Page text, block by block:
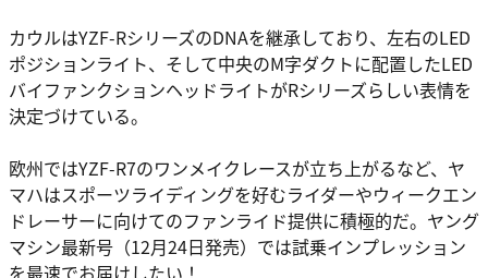
カウルはYZF-RシリーズのDNAを継承しており、左右のLED
ポジションライト、そして中央のM字ダクトに配置したLED
バイファンクションヘッドライトがRシリーズらしい表情を
決定づけている。
欧州ではYZF-R7のワンメイクレースが立ち上がるなど、ヤ
マハはスポーツライディングを好むライダーやウィークエン
ドレーサーに向けてのファンライド提供に積極的だ。ヤング
マシン最新号（12月24日発売）では試乗インプレッション